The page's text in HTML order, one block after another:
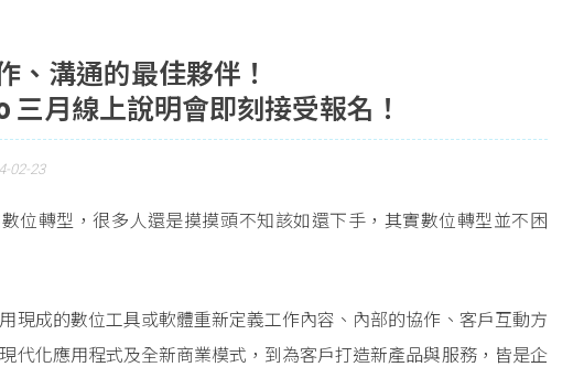
、溝通的最佳夥伴！
三月線上說明會即刻接受報名！
02-23
位轉型，很多人還是摸摸頭不知該如還下手，其實數位轉型並不困
現成的數位工具或軟體重新定義工作內容、內部的協作、客戶互動方
代化應用程式及全新商業模式，到為客戶打造新產品與服務，皆是企